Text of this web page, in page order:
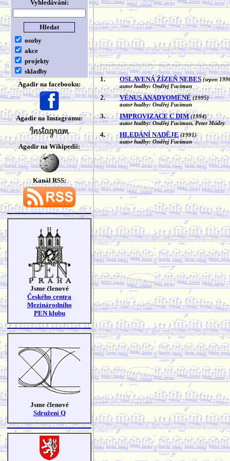
Vyhledávání:
osoby
akce
projekty
skladby
Agadir na facebooku:
Agadir na Instagramu:
Agadir na Wikipedii:
Kanál RSS:
Jsme členové
Českého centra
Mezinárodního
PEN klubu
Jsme členové
Sdružení Q
1. OSLAVENÁ ŽÍZEŇ NEBES (srpen
autor hudby: Ondřej Fuciman
2. VÉNUS ANADYOMENÉ (1995)
autor hudby: Ondřej Fuciman
3. IMPROVIZACE C DIM (1994)
autor hudby: Ondřej Fuciman, Peter Múdry
4. HLEDÁNÍ NADĚJE (1991)
autor hudby: Ondřej Fuciman